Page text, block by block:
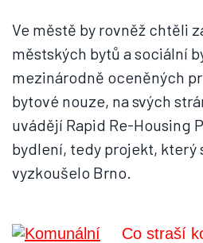
Ve městě by rovněž chtěli
městských bytů a sociální
mezinárodně oceněných
bytové nouze, na svých
uvádějí Rapid Re-Housing
bydlení, tedy projekt, který
vyzkoušelo Brno.
Co straší